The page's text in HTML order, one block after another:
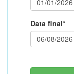
Data final*